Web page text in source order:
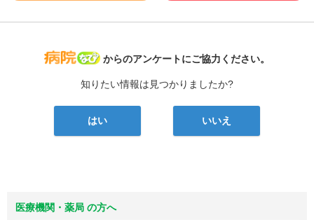
病院なび
からのアンケートにご協力ください。
知りたい情報は見つかりましたか?
はい いいえ
医療機関・薬局 の方へ